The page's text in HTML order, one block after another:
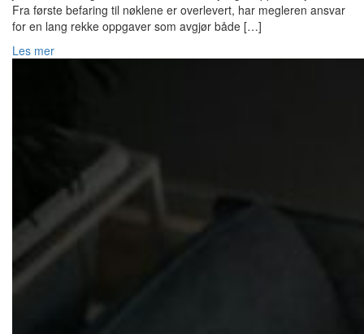
Fra første befaring til nøklene er overlevert, har megleren ansvar
for en lang rekke oppgaver som avgjør både […]
Les mer